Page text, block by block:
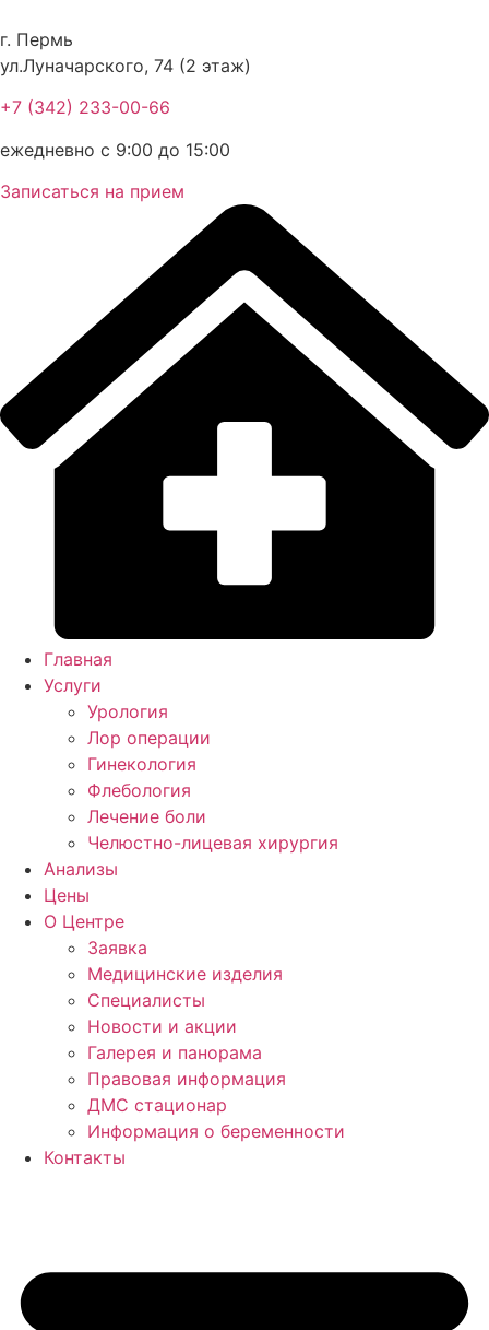
к
содержимому
г. Пермь
ул.Луначарского, 74 (2 этаж)
+7 (342) 233-00-66
ежедневно с 9:00 до 15:00
Записаться на прием
Главная
Услуги
Урология
Лор операции
Гинекология
Флебология
Лечение боли
Челюстно-лицевая хирургия
Анализы
Цены
О Центре
Заявка
Медицинские изделия
Специалисты
Новости и акции
Галерея и панорама
Правовая информация
ДМС стационар
Информация о беременности
Контакты